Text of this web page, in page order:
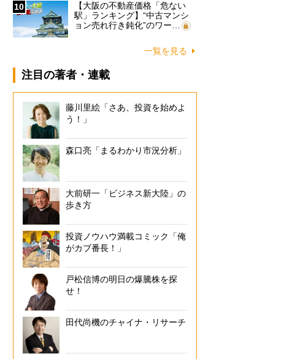
10
【大阪の不動産価格「危ない
駅」ランキング】“中古マンシ
ョン売れ行き鈍化”のワー…
一覧を見る
注目の著者・連載
藤川里絵「さあ、投資を始めよ
う！」
森口亮「まるわかり市況分析」
大前研一「ビジネス新大陸」の
歩き方
投資ノウハウ満載コミック「俺
がカブ番長！」
戸松信博の明日の爆騰株を探
せ！
田代尚機のチャイナ・リサーチ